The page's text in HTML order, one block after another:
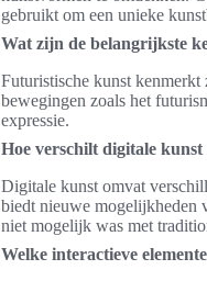
gebruikt om een unieke
Wat zijn de belangrijkste
Futuristische kunst
bewegingen zoals het
expressie.
Hoe verschilt digitale
Digitale kunst omvat
biedt nieuwe mogelijkheden
niet mogelijk was met
Welke interactieve